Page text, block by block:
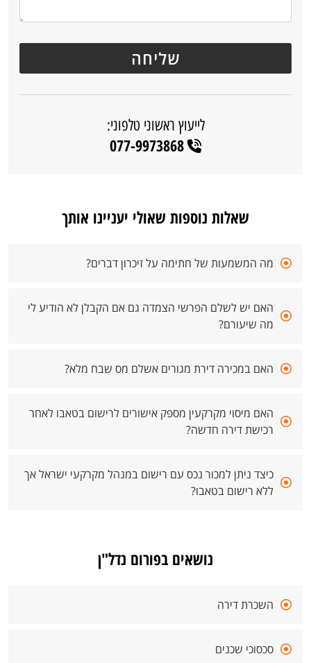
לייעוץ ראשוני טלפוני:
077-9973868
שאלות נוספות שאולי יעניינו אותך
מה המשמעות של חתימה על זיכרון דברים?
האם יש לשלם הפרשי הצמדה גם אם הקבלן לא הודיע לי
מה שיעורם?
האם במכירה דירת מגורים אשלם מס שבח מלא?
האם מיסוי מקרקעין מספק אישורים לרישום בטאבו לאחר
רכישת דירה חדשה?
כיצד ניתן למכור נכס עם רישום במנהל מקרקעי ישראל אך
ללא רישום בטאבו?
נושאים בפורום נדל"ן
השכרת דירה
סכסוכי שכנים